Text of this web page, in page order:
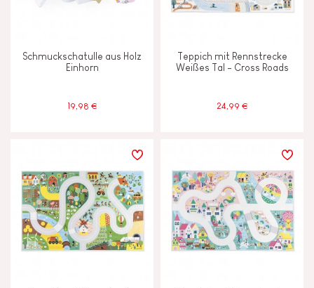
Ab 8 Jahere
Schmuckschatulle aus Holz
Einhorn
19,98 €
Teppich mit Rennstrecke
Weißes Tal - Cross Roads
24,99 €